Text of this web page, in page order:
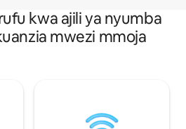
kwa ajili ya nyumba
mwezi mmoja